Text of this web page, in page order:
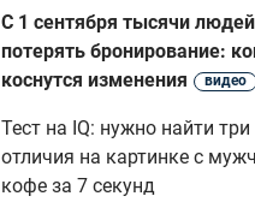
С 1 сентября тысячи
потерять бронирование:
коснутся изменения
видео
Тест на IQ: нужно найти три
отличия на картинке с
кофе за 7 секунд